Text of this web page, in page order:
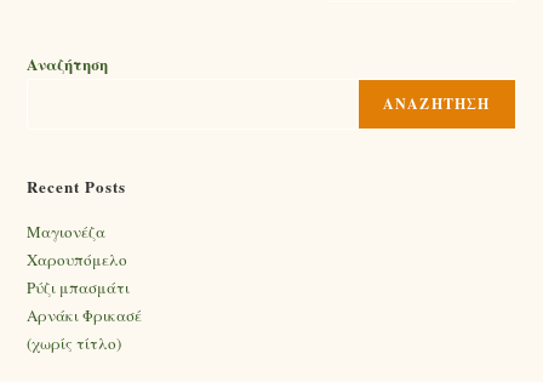
Αναζήτηση
ΑΝΑΖΉΤΗΣΗ
Recent Posts
Mαγιονέζα
Χαρουπόμελο
Ρύζι μπασμάτι
Αρνάκι Φρικασέ
(χωρίς τίτλο)